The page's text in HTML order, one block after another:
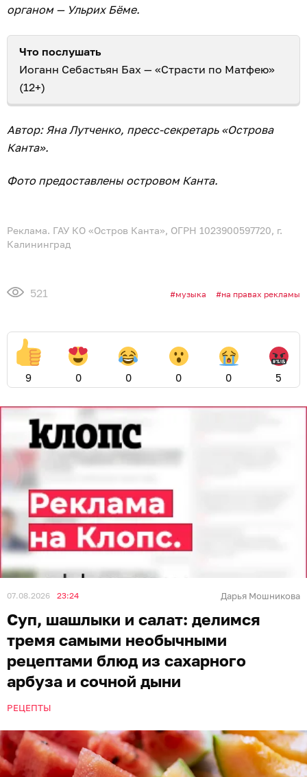
органом — Ульрих Бёме.
Что послушать
Иоганн Себастьян Бах — «Страсти по Матфею»
(12+)
Автор: Яна Лутченко, пресс-секретарь «Острова
Канта».
Фото предоставлены островом Канта.
Реклама. ГАУ КО «Остров Канта», ОГРН 1023900597720, г.
Калининград
521 музыка на правах рекламы
9 0 0 0 0 5
07.08.2026 23:24 Дарья Мошникова
Суп, шашлыки и салат: делимся
тремя самыми необычными
рецептами блюд из сахарного
арбуза и сочной дыни
РЕЦЕПТЫ